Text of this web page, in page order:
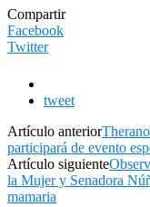
Compartir
Facebook
Twitter
tweet
Artículo anterior
participará de evento
Artículo siguiente
la Mujer y Senadora
mamaria